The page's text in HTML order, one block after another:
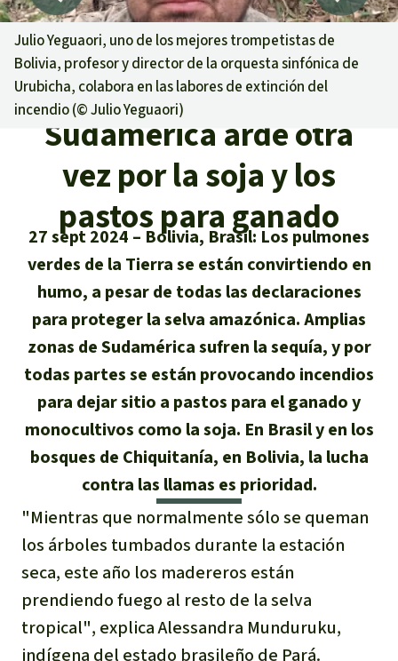
Informaciones
Informaciones
Éxitos y Noticias
Suscribirme al boletín
Prensa
Banners Salva la Selva
Agenda
Temas
Biodiversidad
Selva tropical
Derechos de la Naturaleza
Bioenergía
Agua
Metales
Minería
Agrotoxicos
Aceite de palma
Salva la Selva
Salva la Selva
Acerca de Salva la Selva
40 años Salva la Selva
En los Medios
FAQ
Transparencia
Contacto
Búsqueda
Español
English
Français
Italiano
Português
Indonesia
Urgen donaciones
Certificados de donación
Preguntas y Respuestas
Donar para un tema
Bienestar animal
Defensa de la selva
Defensoras y defensores de la
selva
Donar para una región
Sudeste de Asia
África
Latinoamérica
Julio Yeguaori, uno de los mejores trompetistas de
Bolivia, profesor y director de la orquesta sinfónica de
Urubicha, colabora en las labores de extinción del
incendio (©Julio Yeguaori)
Sudamérica arde otra
vez por la soja y los
pastos para ganado
27 sept 2024
Bolivia, Brasil: Los pulmones
verdes de la Tierra se están convirtiendo en
humo, a pesar de todas las declaraciones
para proteger la selva amazónica. Amplias
zonas de Sudamérica sufren la sequía, y por
todas partes se están provocando incendios
para dejar sitio a pastos para el ganado y
monocultivos como la soja. En Brasil y en los
bosques de Chiquitanía, en Bolivia, la lucha
contra las llamas es prioridad.
"Mientras que normalmente sólo se queman
los árboles tumbados durante la estación
seca, este año los madereros están
prendiendo fuego al resto de la selva
tropical", explica Alessandra Munduruku,
indígena del estado brasileño de Pará.